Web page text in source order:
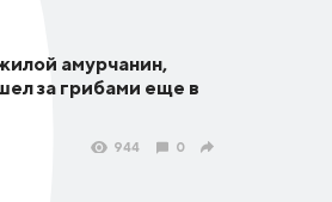
амурчанин,
за грибами еще в
944 0